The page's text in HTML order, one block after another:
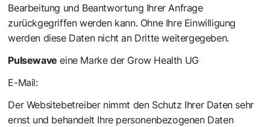
Bearbeitung und Beantwortung Ihrer Anfrage
zurückgegriffen werden kann. Ohne Ihre Einwilligung
werden diese Daten nicht an Dritte weitergegeben.
Pulsewave eine Marke der Grow Health UG
E-Mail:
Der Websitebetreiber nimmt den Schutz Ihrer Daten sehr
ernst und behandelt Ihre personenbezogenen Daten